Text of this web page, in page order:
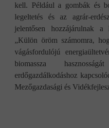
kell. Például a gombák és
legeltetés és az agrár-
jelentősen hozzájárulnak a
„Külön öröm számomra,
vágásfordulójú
biomassza
erdőgazdálkodáshoz
Mezőgazdasági és